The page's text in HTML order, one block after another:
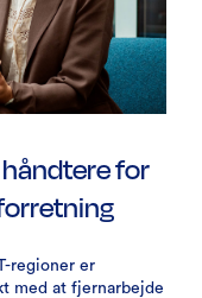
for
regioner er
med at fjernarbejde